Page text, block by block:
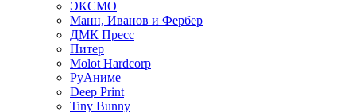
ЭКСМО
Манн, Иванов и Фербер
ДМК Пресс
Питер
Molot Hardcorp
РуАниме
Deep Print
Tiny Bunny